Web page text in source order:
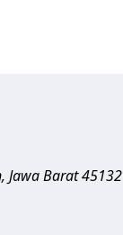
, Jawa Barat45132